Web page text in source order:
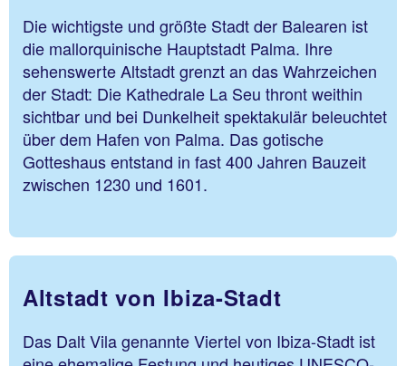
Die wichtigste und größte Stadt der Balearen ist
die mallorquinische Hauptstadt Palma. Ihre
sehenswerte Altstadt grenzt an das Wahrzeichen
der Stadt: Die Kathedrale La Seu thront weithin
sichtbar und bei Dunkelheit spektakulär beleuchtet
über dem Hafen von Palma. Das gotische
Gotteshaus entstand in fast 400 Jahren Bauzeit
zwischen 1230 und 1601.
Altstadt von Ibiza-Stadt
Das Dalt Vila genannte Viertel von Ibiza-Stadt ist